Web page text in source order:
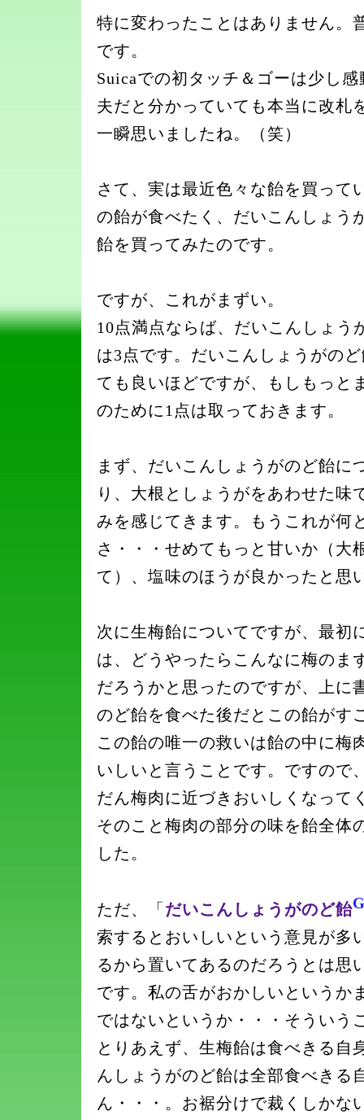
特に変わったことはありません。
です。
Suicaでの初タッチ＆ゴーは少し
夫だと分かっていても本当に改札
一瞬思いましたね。（笑）
さて、実は最近色々な飴を買って
の飴が食べたく、だいこんしょう
飴を買ってみたのです。
ですが、これがまずい。
10点満点ならば、だいこんしょう
は3点です。だいこんしょうがの
ても良いほどですが、もしもっと
のために1点は取っておきます。
まず、だいこんしょうがのど飴に
り、大根としょうがをあわせた味
みを感じてきます。もうこれが何
さ・・・せめてもっと甘いか（大
て）、塩味のほうが良かったと思
次に生梅飴についてですが、最初
は、どうやったらこんなに梅のま
だろうかと思ったのですが、上に
のど飴を食べた後だとこの飴がす
この飴の唯一の救いは飴の中に梅
いしいと言うことです。ですので
だん梅肉に近づきおいしくなって
そのこと梅肉の部分の味を飴全体
した。
ただ、「だいこんしょうがのど飴
索するとおいしいという意見が多
るから置いてあるのだろうとは思
です。私の舌がおかしいというか
ではないというか・・・そういう
とりあえず、生梅飴は食べきる自
んしょうがのど飴は全部食べきる
ん・・・。お裾分けで裁くしかな